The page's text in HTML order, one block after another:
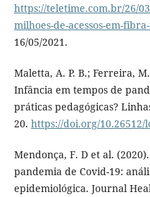
https://teletime.com.br/26/
milhoes-de-acessos-em-
16/05/2021.
Maletta, A. P. B.; Ferreira,
Infância em tempos de
práticas pedagógicas?
20. https://doi.org/10.26512/
Mendonça, F. D et al.
pandemia de Covid-19:
epidemiológica. Journal